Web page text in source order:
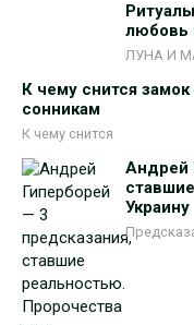
любовь
ЛУНА И
К чему снится
сонникам
К чему снится
Андрей
Украину